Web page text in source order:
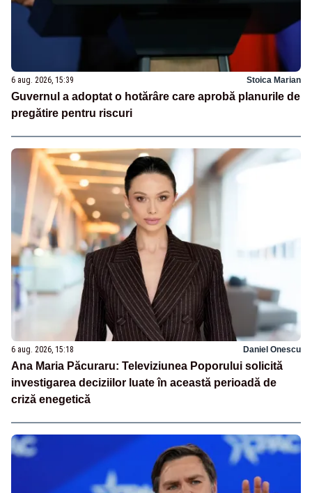
6 aug. 2026, 15:39 Stoica Marian
Guvernul a adoptat o hotărâre care aprobă planurile de
pregătire pentru riscuri
6 aug. 2026, 15:18 Daniel Onescu
Ana Maria Păcuraru: Televiziunea Poporului solicită
investigarea deciziilor luate în această perioadă de
criză enegetică